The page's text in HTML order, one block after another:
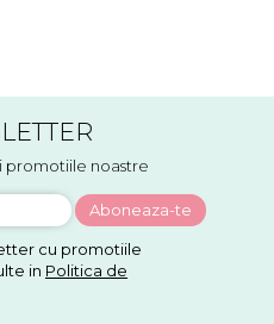
promotiile noastre
cu promotiile
in Politica de